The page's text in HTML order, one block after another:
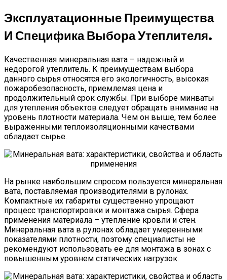
Эксплуатационные Преимущества
И Специфика Выбора Утеплителя.
Качественная минеральная вата – надежный и
недорогой утеплитель. К преимуществам выбора
данного сырья относятся его экологичность, высокая
пожаробезопасность, приемлемая цена и
продолжительный срок службы. При выборе минваты
для утепления объектов следует обращать внимание на
уровень плотности материала. Чем он выше, тем более
выраженными теплоизоляционными качествами
обладает сырье.
На рынке наибольшим спросом пользуется минеральная
вата, поставляемая производителями в рулонах.
Компактные их габариты существенно упрощают
процесс транспортировки и монтажа сырья. Сфера
применения материала – утепление кровли и стен.
Минеральная вата в рулонах обладает умеренными
показателями плотности, поэтому специалисты не
рекомендуют использовать ее для монтажа в зонах с
повышенным уровнем статических нагрузок.